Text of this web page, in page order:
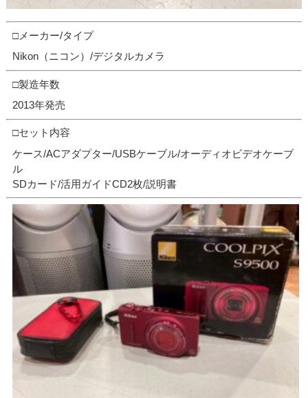
□メーカー/タイプ
Nikon（ニコン）/デジタルカメラ
□製造年数
2013年発売
□セット内容
ケース/ACアダプター/USBケーブル/オーディオビデオケーブ
ル
SDカード/活用ガイドCD2枚/説明書